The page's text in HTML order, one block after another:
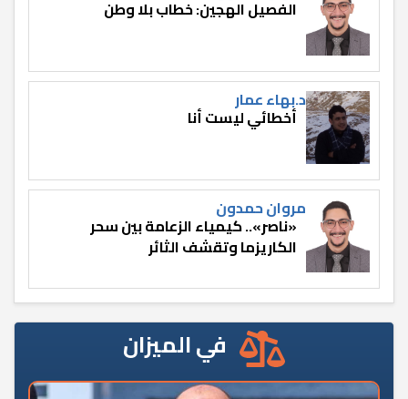
الفصيل الهجين: خطاب بلا وطن
د.بهاء عمار
أخطائي ليست أنا
مروان حمدون
«ناصر».. كيمياء الزعامة بين سحر
الكاريزما وتقشف الثائر
في الميزان